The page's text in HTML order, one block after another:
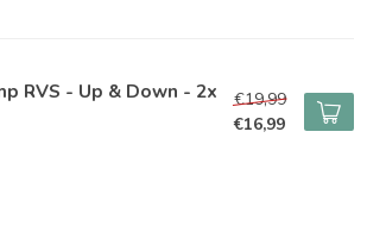
RVS - Up & Down - 2x
€19,99
€16,99